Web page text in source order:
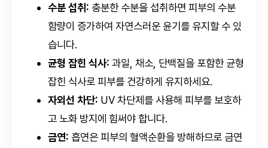
수분 섭취: 충분한 수분을 섭취하면 피부의 수분
함량이 증가하여 자연스러운 윤기를 유지할 수 있
습니다.
균형 잡힌 식사: 과일, 채소, 단백질을 포함한 균형
잡힌 식사로 피부를 건강하게 유지하세요.
자외선 차단: UV 차단제를 사용해 피부를 보호하
고 노화 방지에 힘써야 합니다.
금연: 흡연은 피부의 혈액순환을 방해하므로 금연